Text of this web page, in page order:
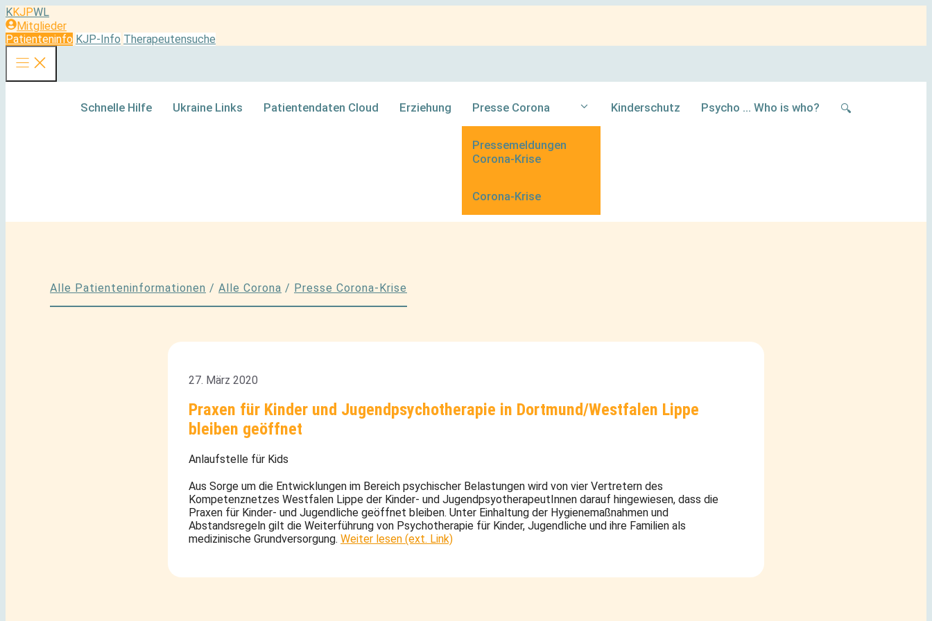
Zum
Inhalt
springen
KKJPWL
Mitglieder
Patienteninfo KJP-Info Therapeutensuche
Schnelle Hilfe Ukraine Links Patientendaten Cloud Erziehung Presse Corona
Pressemeldungen
Corona-Krise
Corona-Krise
Kinderschutz Psycho … Who is who? 🔍
Alle Patienteninformationen / Alle Corona / Presse Corona-Krise
27. März 2020
Praxen für Kinder und Jugendpsychotherapie in Dortmund/Westfalen Lippe
bleiben geöffnet
Anlaufstelle für Kids
Aus Sorge um die Entwicklungen im Bereich psychischer Belastungen wird von vier Vertretern des
Kompetenznetzes Westfalen Lippe der Kinder- und JugendpsyotherapeutInnen darauf hingewiesen, dass die
Praxen für Kinder- und Jugendliche geöffnet bleiben. Unter Einhaltung der Hygienemaßnahmen und
Abstandsregeln gilt die Weiterführung von Psychotherapie für Kinder, Jugendliche und ihre Familien als
medizinische Grundversorgung. Weiter lesen (ext. Link)